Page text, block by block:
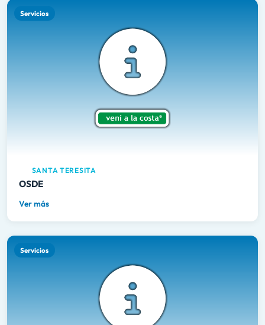
Servicios
SANTA TERESITA
OSDE
Ver más
Servicios